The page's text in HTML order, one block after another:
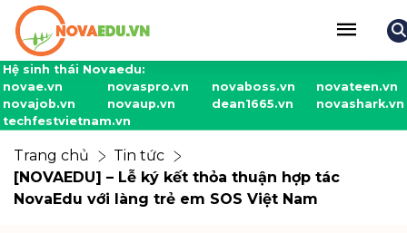
Hệ sinh thái Novaedu:
novae.vn
novaspro.vn novaboss.vn
novateen.vn
novajob.vn
novaup.vn dean1665.vn
novashark.vn
techfestvietnam.vn
Trang chủ
Tin tức
[NOVAEDU] – Lễ ký kết thỏa thuận hợp tác
NovaEdu với làng trẻ em SOS Việt Nam